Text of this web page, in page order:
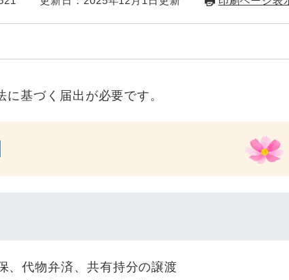
基づく届出が必要です。
、代物弁済、共有持分の譲渡